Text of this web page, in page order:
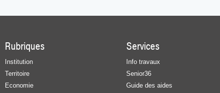
Rubriques
Institution
Territoire
Economie
Services
Info travaux
Senior36
Guide des aides